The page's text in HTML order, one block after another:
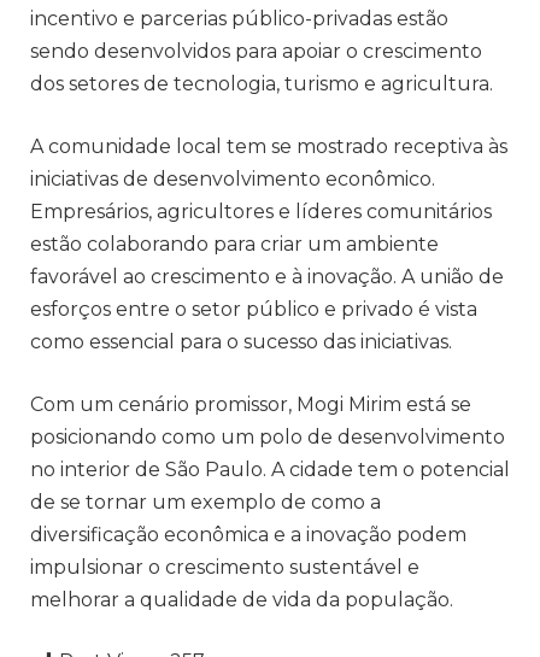
incentivo e parcerias público-privadas estão
sendo desenvolvidos para apoiar o crescimento
dos setores de tecnologia, turismo e agricultura.
A comunidade local tem se mostrado receptiva às
iniciativas de desenvolvimento econômico.
Empresários, agricultores e líderes comunitários
estão colaborando para criar um ambiente
favorável ao crescimento e à inovação. A união de
esforços entre o setor público e privado é vista
como essencial para o sucesso das iniciativas.
Com um cenário promissor, Mogi Mirim está se
posicionando como um polo de desenvolvimento
no interior de São Paulo. A cidade tem o potencial
de se tornar um exemplo de como a
diversificação econômica e a inovação podem
impulsionar o crescimento sustentável e
melhorar a qualidade de vida da população.